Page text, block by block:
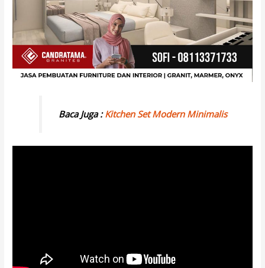
Baca Juga :Kitchen Set Modern Minimalis